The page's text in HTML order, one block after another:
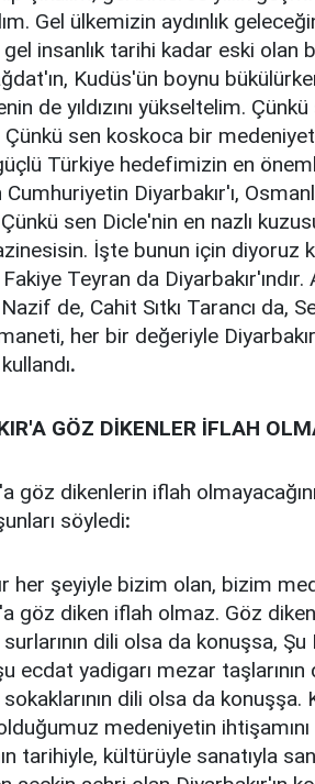
Gel ülkemizin aydınlık
insanlık tarihi kadar eski olan
Kudüs'ün boynu
de yıldızını yükseltelim.
Çünkü sen koskoca bir
Türkiye hedefimizin en
Diyarbakır'ı,
sen Dicle'nin en nazlı
İşte bunun için diyoruz
Teyran da
de, Cahit Sıtkı Tarancı da,
her bir değeriyle
.
GÖZ DİKENLER İFLAH
göz dikenlerin iflah
söyledi:
her şeyiyle bizim olan, bizim
göz diken iflah olmaz. Göz
surlarının dili olsa da konuşsa,
ecdat yadigarı mezar
sokaklarının dili olsa da
medeniyetin
tarihiyle, kültürüyle sanatıyla